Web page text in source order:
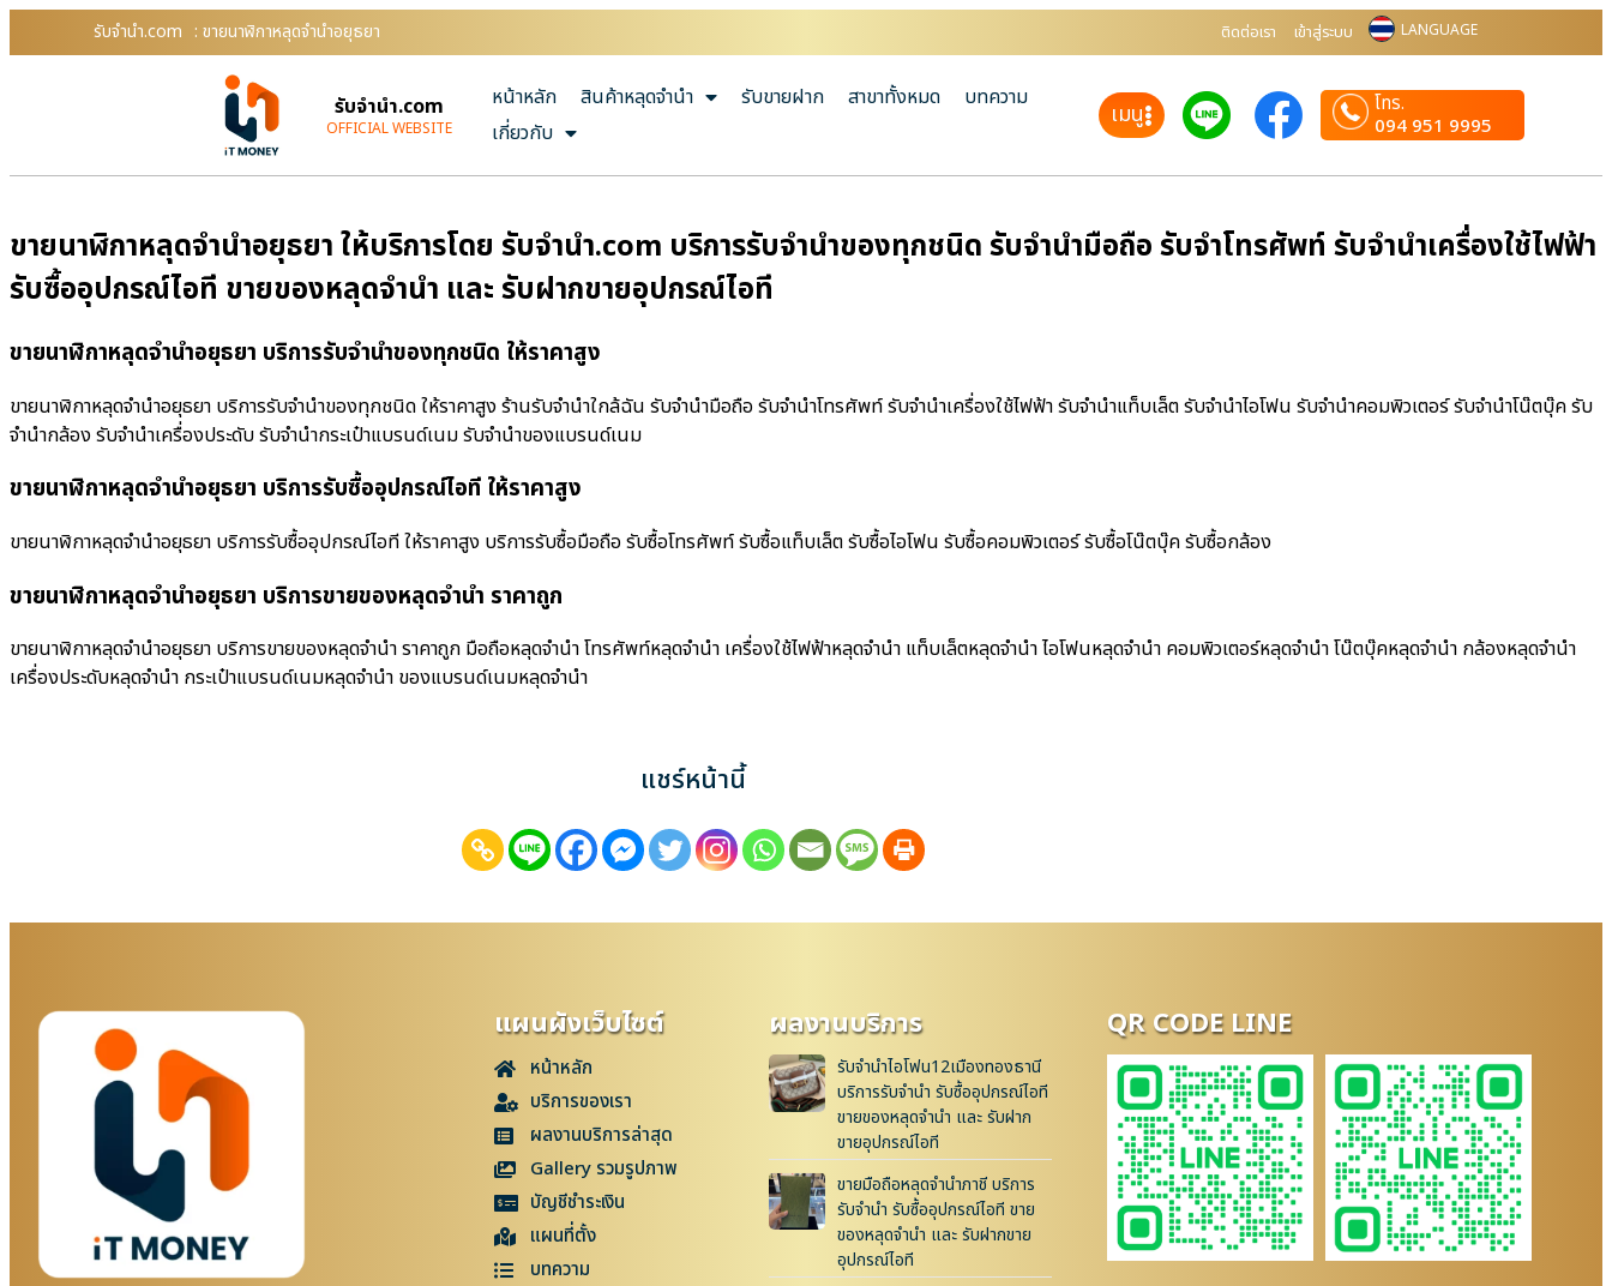
รับจํานํา.com : ขายนาฬิกาหลุดจำนำอยุธยา ติดต่อเรา เข้าสู่ระบบ LANGUAGE
รับจํานํา.com
OFFICIAL WEBSITE
หน้าหลัก สินค้าหลุดจำนำ รับขายฝาก สาขาทั้งหมด
บทความ
เกี่ยวกับ
เมนู
โทร.
094 951 9995
ขายนาฬิกาหลุดจำนำอยุธยา ให้บริการโดย รับจํานํา.com บริการรับจำนำของทุกชนิด รับจำนำมือถือ รับจำโทรศัพท์ รับจำนำเครื่องใช้ไฟฟ้า
รับซื้ออุปกรณ์ไอที ขายของหลุดจำนำ และ รับฝากขายอุปกรณ์ไอที
ขายนาฬิกาหลุดจำนำอยุธยา บริการรับจำนำของทุกชนิด ให้ราคาสูง
ขายนาฬิกาหลุดจำนำอยุธยา บริการรับจำนำของทุกชนิด ให้ราคาสูง ร้านรับจํานําใกล้ฉัน รับจำนำมือถือ รับจำนำโทรศัพท์ รับจำนำเครื่องใช้ไฟฟ้า รับจำนำแท็บเล็ต รับจำนำไอโฟน รับจำนำคอมพิวเตอร์ รับจำนำโน๊ตบุ๊ค รับ
จำนำกล้อง รับจำนำเครื่องประดับ รับจำนำกระเป๋าแบรนด์เนม รับจำนำของแบรนด์เนม
ขายนาฬิกาหลุดจำนำอยุธยา บริการรับซื้ออุปกรณ์ไอที ให้ราคาสูง
ขายนาฬิกาหลุดจำนำอยุธยา บริการรับซื้ออุปกรณ์ไอที ให้ราคาสูง บริการรับซื้อมือถือ รับซื้อโทรศัพท์ รับซื้อแท็บเล็ต รับซื้อไอโฟน รับซื้อคอมพิวเตอร์ รับซื้อโน๊ตบุ๊ค รับซื้อกล้อง
ขายนาฬิกาหลุดจำนำอยุธยา บริการขายของหลุดจำนำ ราคาถูก
ขายนาฬิกาหลุดจำนำอยุธยา บริการขายของหลุดจำนำ ราคาถูก มือถือหลุดจำนำ โทรศัพท์หลุดจำนำ เครื่องใช้ไฟฟ้าหลุดจำนำ แท็บเล็ตหลุดจำนำ ไอโฟนหลุดจำนำ คอมพิวเตอร์หลุดจำนำ โน๊ตบุ๊คหลุดจำนำ กล้องหลุดจำนำ
เครื่องประดับหลุดจำนำ กระเป๋าแบรนด์เนมหลุดจำนำ ของแบรนด์เนมหลุดจำนำ
แชร์หน้านี้
แผนผังเว็บไซต์
หน้าหลัก
บริการของเรา
ผลงานบริการล่าสุด
Gallery รวมรูปภาพ
บัญชีชำระเงิน
แผนที่ตั้ง
บทความ
ผลงานบริการ
รับจำนำไอโฟน12เมืองทองธานี
บริการรับจำนำ รับซื้ออุปกรณ์ไอที
ขายของหลุดจำนำ และ รับฝาก
ขายอุปกรณ์ไอที
ขายมือถือหลุดจำนำภาชี บริการ
รับจำนำ รับซื้ออุปกรณ์ไอที ขาย
ของหลุดจำนำ และ รับฝากขาย
อุปกรณ์ไอที
QR CODE LINE